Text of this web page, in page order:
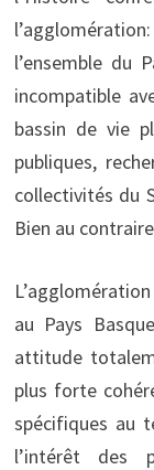
l’ensemble du
incompatible
bassin de vie
publiques,
collectivités du
Bien au
au Pays
attitude
plus forte
spécifiques au
l’intérêt des